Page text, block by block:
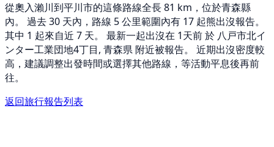
從奧入瀨川到平川市的這條路線全長 81 km，位於青森縣
內。 過去 30 天內，路線 5 公里範圍內有 17 起熊出沒報告。
其中 1 起來自近 7 天。 最新一起出沒在 1天前 於 八戸市北イ
ンター工業団地4丁目, 青森県 附近被報告。 近期出沒密度較
高，建議調整出發時間或選擇其他路線，等活動平息後再前
往。
返回旅行報告列表